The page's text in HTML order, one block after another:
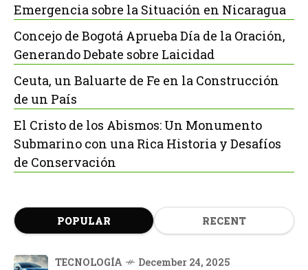
Emergencia sobre la Situación en Nicaragua
Concejo de Bogotá Aprueba Día de la Oración,
Generando Debate sobre Laicidad
Ceuta, un Baluarte de Fe en la Construcción
de un País
El Cristo de los Abismos: Un Monumento
Submarino con una Rica Historia y Desafíos
de Conservación
POPULAR RECENT
TECNOLOGÍA December 24, 2025